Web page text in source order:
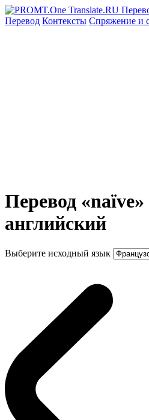
Перевод Контексты Спряжение и
Перевод «naïve»
английский
Выберите исходный язык